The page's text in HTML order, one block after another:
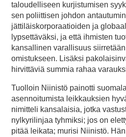
taloudelliseen kurjistumisen
sen poliittisen johdon
jättiläiskorporaatioiden ja
lypsettäväksi, ja että ihmisten
kansallinen varallisuus
omistukseen. Lisäksi
hirvittäviä summia rahaa
Tuolloin Niinistö painotti
asennoitumista leikkauksien
nimitteli kansalaisia, jotka
nylkyrilinjaa tyhmiksi; jos on
pitää leikata; murisi Niinistö.